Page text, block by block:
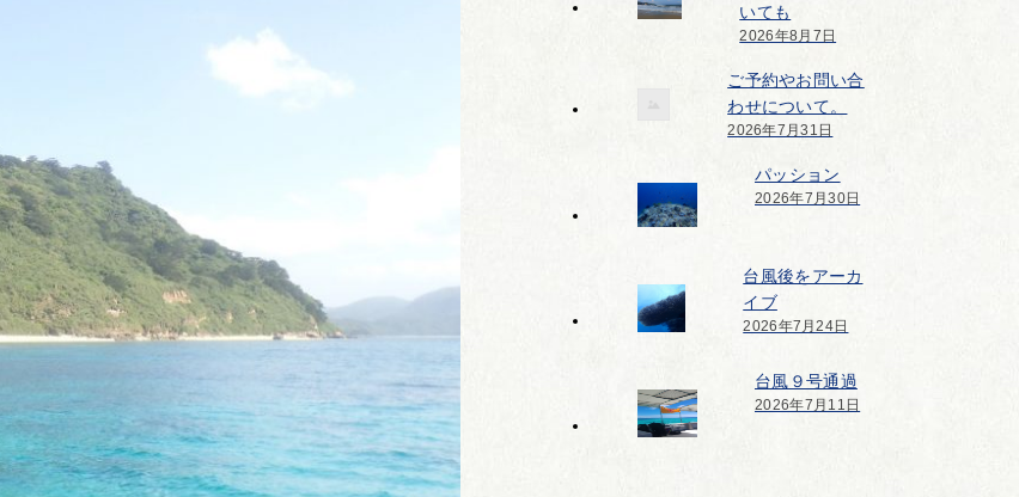
いても
2026年8月7日
ご予約やお問い合
わせについて。
2026年7月31日
パッション
2026年7月30日
台風後をアーカ
イブ
2026年7月24日
台風９号通過
2026年7月11日